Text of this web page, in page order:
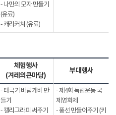
- 나만의 모자 만들기
(유료)
- 캐리커쳐 (유료)
체험행사
(겨레의큰마당)
부대행사
- 태극기 바람개비 만
들기
- 캘리그라피 써주기
- 제4회 독립운동 국
제영화제
- 풍선 만들어주기 (키